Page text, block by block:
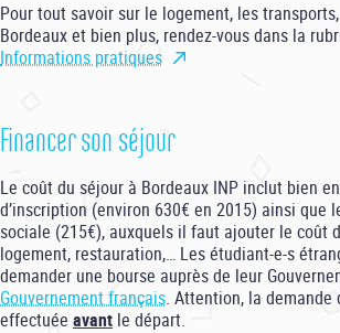
Pour tout savoir sur le logement, les
Bordeaux et bien plus, rendez-vous dans la
Informations pratiques
Financer son séjour
Le coût du séjour à Bordeaux INP inclut bien
d’inscription (environ 630€ en 2015) ainsi que
sociale (215€), auxquels il faut ajouter le coût
logement, restauration,… Les étudiant-e-s
demander une bourse auprès de leur
Gouvernement français. Attention, la demande
effectuée avant le départ.